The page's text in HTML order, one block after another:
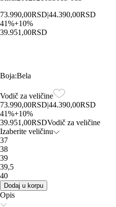
73.990,00RSD|44.390,00RSD
41%+10%
39.951,00RSD
Boja:Bela
Vodič za veličine
73.990,00RSD|44.390,00RSD
41%+10%
39.951,00RSDVodič za veličine
Izaberite veličinu
37
38
39
39,5
40
Dodaj u korpu
Opis